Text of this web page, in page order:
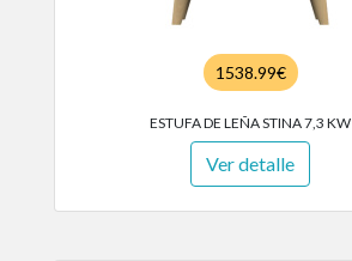
1538.99€
ESTUFA DE LEÑA STINA 7,3 KW
Ver detalle